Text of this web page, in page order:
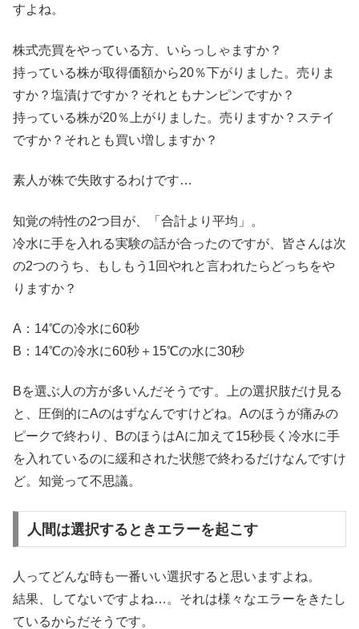
すよね。
株式売買をやっている方、いらっしゃますか？
持っている株が取得価額から20％下がりました。売りま
すか？塩漬けですか？それともナンピンですか？
持っている株が20％上がりました。売りますか？ステイ
ですか？それとも買い増しますか？
素人が株で失敗するわけです…
知覚の特性の2つ目が、「合計より平均」。
冷水に手を入れる実験の話が合ったのですが、皆さんは次
の2つのうち、もしもう1回やれと言われたらどっちをや
りますか？
A：14℃の冷水に60秒
B：14℃の冷水に60秒＋15℃の水に30秒
Bを選ぶ人の方が多いんだそうです。上の選択肢だけ見る
と、圧倒的にAのはずなんですけどね。Aのほうが痛みの
ピークで終わり、BのほうはAに加えて15秒長く冷水に手
を入れているのに緩和された状態で終わるだけなんですけ
ど。知覚って不思議。
人間は選択するときエラーを起こす
人ってどんな時も一番いい選択すると思いますよね。
結果、してないですよね…。それは様々なエラーをきたし
ているからだそうです。